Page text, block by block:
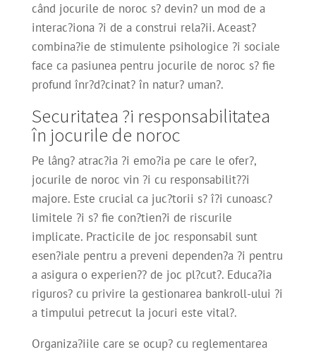
când jocurile de noroc s? devin? un mod de a
interac?iona ?i de a construi rela?ii. Aceast?
combina?ie de stimulente psihologice ?i sociale
face ca pasiunea pentru jocurile de noroc s? fie
profund înr?d?cinat? în natur? uman?.
Securitatea ?i responsabilitatea
în jocurile de noroc
Pe lâng? atrac?ia ?i emo?ia pe care le ofer?,
jocurile de noroc vin ?i cu responsabilit??i
majore. Este crucial ca juc?torii s? î?i cunoasc?
limitele ?i s? fie con?tien?i de riscurile
implicate. Practicile de joc responsabil sunt
esen?iale pentru a preveni dependen?a ?i pentru
a asigura o experien?? de joc pl?cut?. Educa?ia
riguros? cu privire la gestionarea bankroll-ului ?i
a timpului petrecut la jocuri este vital?.
Organiza?iile care se ocup? cu reglementarea